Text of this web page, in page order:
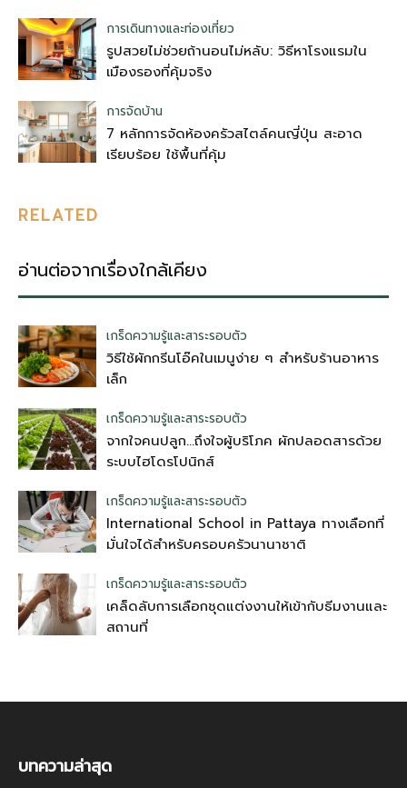
การเดินทางและท่องเที่ยว
รูปสวยไม่ช่วยถ้านอนไม่หลับ: วิธีหาโรงแรมใน
เมืองรองที่คุ้มจริง
การจัดบ้าน
7 หลักการจัดห้องครัวสไตล์คนญี่ปุ่น สะอาด
เรียบร้อย ใช้พื้นที่คุ้ม
RELATED
อ่านต่อจากเรื่องใกล้เคียง
เกร็ดความรู้และสาระรอบตัว
วิธีใช้ผักกรีนโอ๊คในเมนูง่าย ๆ สำหรับร้านอาหาร
เล็ก
เกร็ดความรู้และสาระรอบตัว
จากใจคนปลูก…ถึงใจผู้บริโภค ผักปลอดสารด้วย
ระบบไฮโดรโปนิกส์
เกร็ดความรู้และสาระรอบตัว
International School in Pattaya ทางเลือกที่
มั่นใจได้สำหรับครอบครัวนานาชาติ
เกร็ดความรู้และสาระรอบตัว
เคล็ดลับการเลือกชุดแต่งงานให้เข้ากับธีมงานและ
สถานที่
บทความล่าสุด